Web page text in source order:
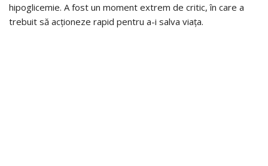
hipoglicemie. A fost un moment extrem de critic, în care a
trebuit să acționeze rapid pentru a-i salva viața.